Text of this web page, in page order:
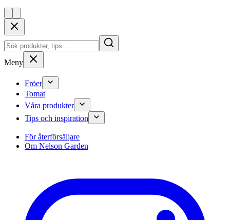
Meny
Fröer
Tomat
Våra produkter
Tips och inspiration
För återförsäljare
Om Nelson Garden